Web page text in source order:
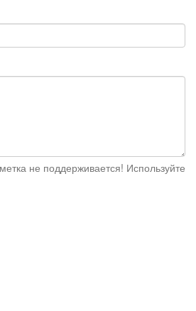
не поддерживается! Используйте